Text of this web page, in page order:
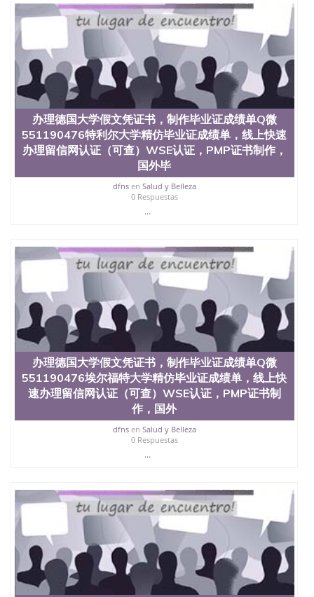
办理德国大学假文凭证书，制作毕业证成绩单Q微
551190476特利尔大学精仿毕业证成绩单，线上快速
办理留信网认证（可查）WSE认证，PMP证书制作，
国外毕
dfnsen Salud y Belleza
0 Respuestas
...
办理德国大学假文凭证书，制作毕业证成绩单Q微
551190476埃尔福特大学精仿毕业证成绩单，线上快
速办理留信网认证（可查）WSE认证，PMP证书制
作，国外
dfnsen Salud y Belleza
0 Respuestas
...